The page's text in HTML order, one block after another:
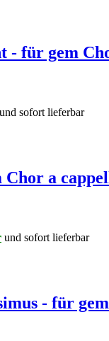
- für gem
und sofort lieferbar
Chor a
und sofort lieferbar
- für